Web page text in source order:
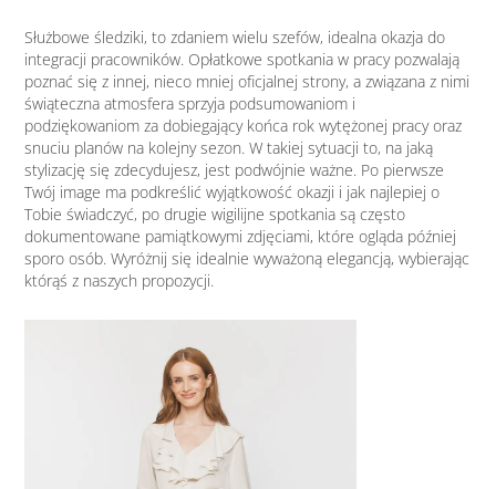
Służbowe śledziki, to zdaniem wielu szefów, idealna okazja do
integracji pracowników. Opłatkowe spotkania w pracy pozwalają
poznać się z innej, nieco mniej oficjalnej strony, a związana z nimi
świąteczna atmosfera sprzyja podsumowaniom i
podziękowaniom za dobiegający końca rok wytężonej pracy oraz
snuciu planów na kolejny sezon. W takiej sytuacji to, na jaką
stylizację się zdecydujesz, jest podwójnie ważne. Po pierwsze
Twój image ma podkreślić wyjątkowość okazji i jak najlepiej o
Tobie świadczyć, po drugie wigilijne spotkania są często
dokumentowane pamiątkowymi zdjęciami, które ogląda później
sporo osób. Wyróżnij się idealnie wyważoną elegancją, wybierając
którąś z naszych propozycji.